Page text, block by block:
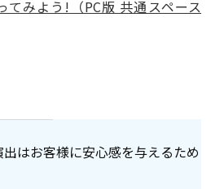
てみよう!（PC版 共通スペース
はお客様に安心感を与えるため